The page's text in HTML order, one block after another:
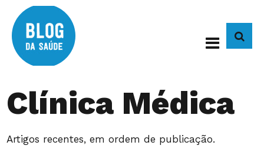
Clínica Médica
Artigos recentes, em ordem de publicação.